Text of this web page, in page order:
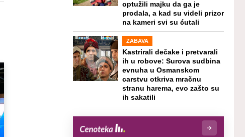
optužili majku da ga je
prodala, a kad su videli prizor
na kameri svi su ćutali
ZABAVA
Kastrirali dečake i pretvarali
ih u robove: Surova sudbina
evnuha u Osmanskom
carstvu otkriva mračnu
stranu harema, evo zašto su
ih sakatili